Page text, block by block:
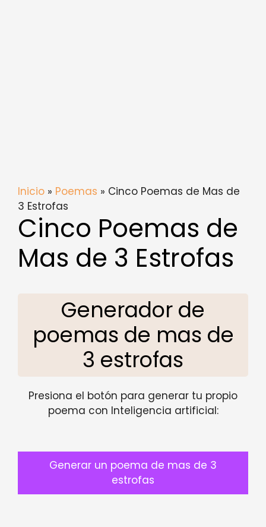
Inicio » Poemas » Cinco Poemas de Mas de
3 Estrofas
Cinco Poemas de
Mas de 3 Estrofas
Generador de
poemas de mas de
3 estrofas
Presiona el botón para generar tu propio
poema con Inteligencia artificial:
Generar un poema de mas de 3
estrofas